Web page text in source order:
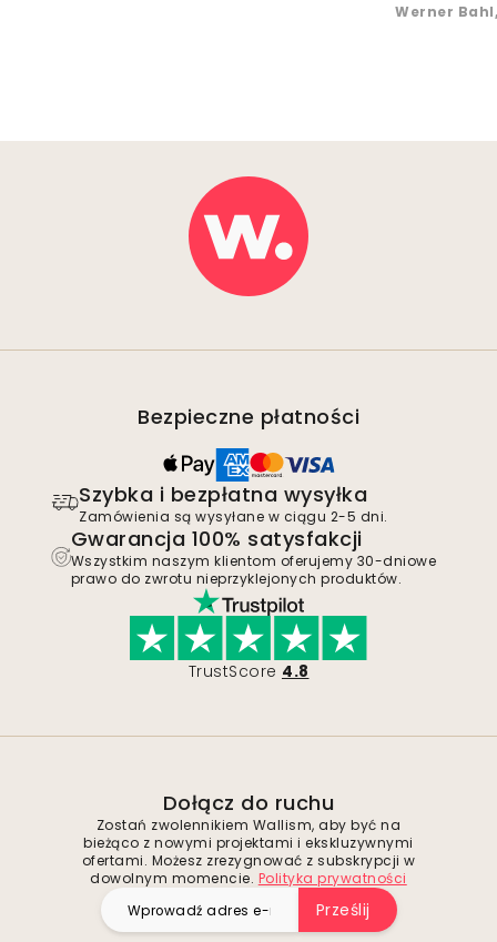
Werner Bahl
Bezpieczne płatności
Szybka i bezpłatna wysyłka
Zamówienia są wysyłane w ciągu 2-5 dni.
Gwarancja 100% satysfakcji
Wszystkim naszym klientom oferujemy 30-dniowe
prawo do zwrotu nieprzyklejonych produktów.
TrustScore 4.8
Dołącz do ruchu
Zostań zwolennikiem Wallism, aby być na
bieżąco z nowymi projektami i ekskluzywnymi
ofertami. Możesz zrezygnować z subskrypcji w
dowolnym momencie. Polityka prywatności
Prześlij